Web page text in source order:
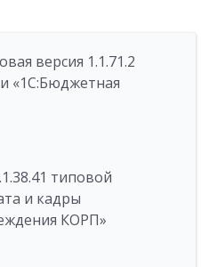
версия 1.1.71.2
«1C:Бюджетная
типовой
и кадры
КОРП»